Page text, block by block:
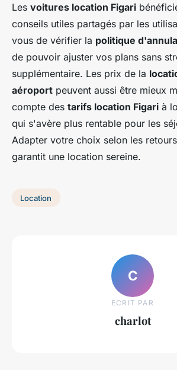
Les voitures location Figari
conseils utiles partagés par les
vous de vérifier la politique
de pouvoir ajuster vos plans sans
supplémentaire. Les prix de la
aéroport peuvent aussi être mieux
compte des tarifs location Figari à
qui s'avère plus rentable pour les
Adapter votre choix selon les
garantit une location sereine.
Location
C
ECRIT PAR
charlot